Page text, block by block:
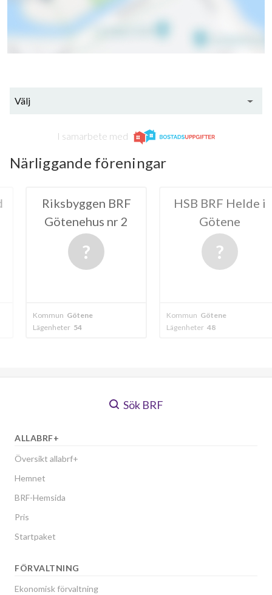
Välj
I samarbete med
Närliggande föreningar
BRF
HSB BRF Helde i
Götene
Kommun Kommun
Sök BRF
ALLABRF+
Översikt allabrf+
Hemnet
BRF-Hemsida
Pris
Startpaket
FÖRVALTNING
Ekonomisk förvaltning